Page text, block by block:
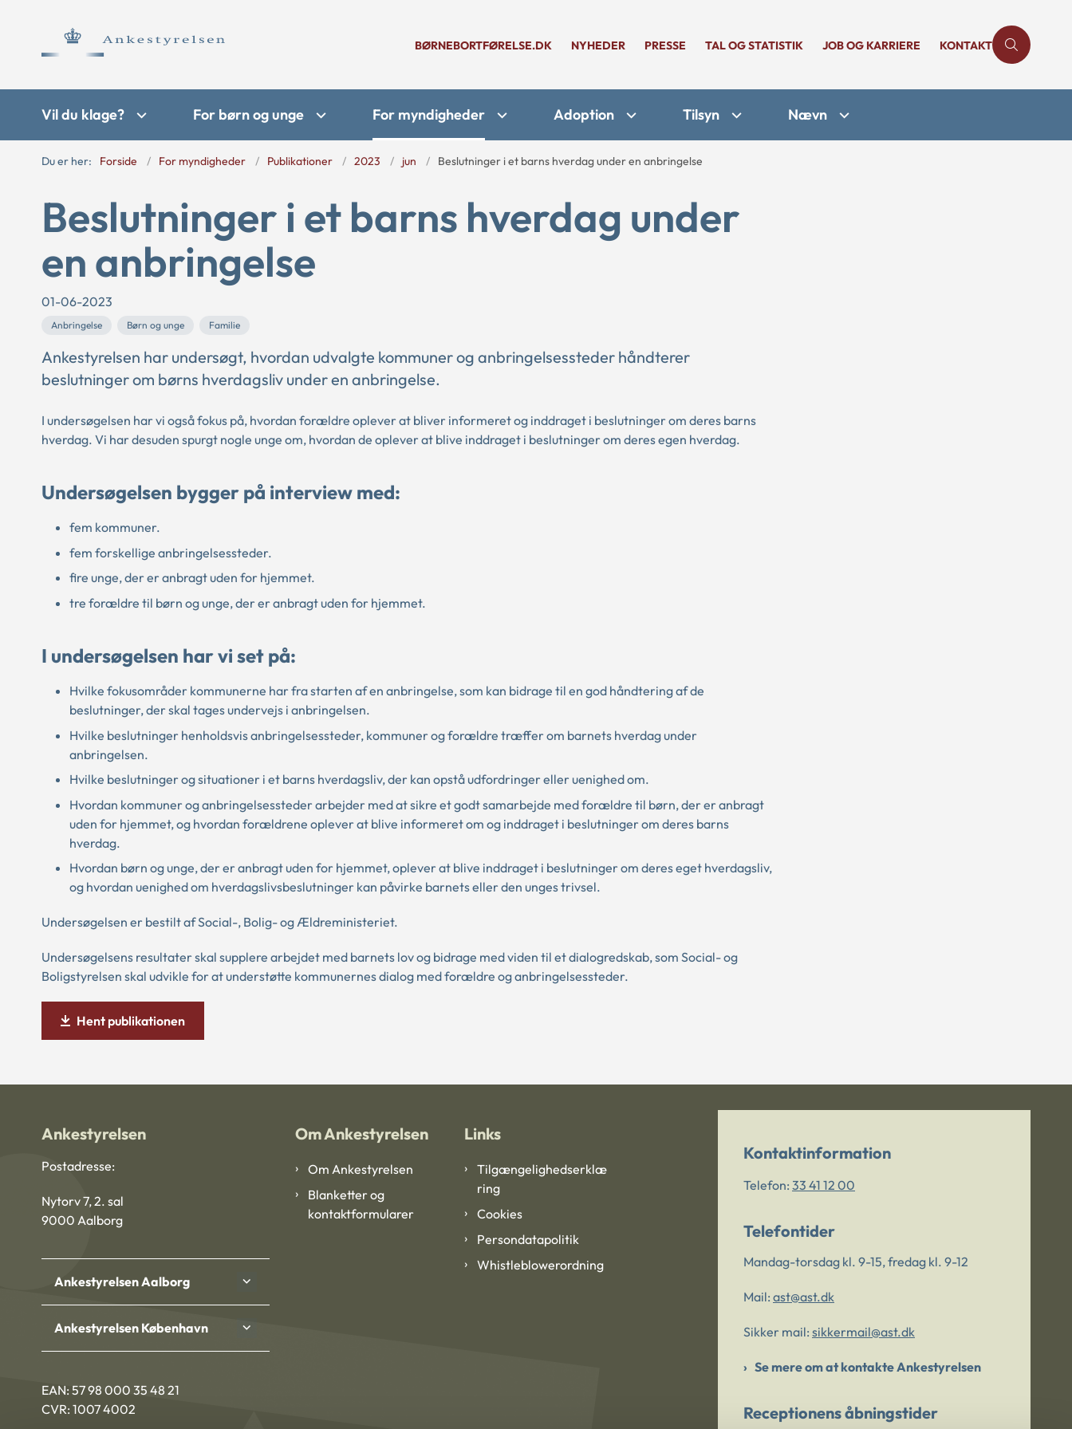
BØRNEBORTFØRELSE.DK NYHEDER PRESSE TAL OG STATISTIK JOB OG KARRIERE KONTAKT
Vil du klage? For børn og unge For myndigheder Adoption Tilsyn Nævn
Du er her: Forside For myndigheder Publikationer 2023 jun Beslutninger i et barns hverdag under en anbringelse
Beslutninger i et barns hverdag under
en anbringelse
01-06-2023
Anbringelse Børn og unge Familie
Ankestyrelsen har undersøgt, hvordan udvalgte kommuner og anbringelsessteder håndterer
beslutninger om børns hverdagsliv under en anbringelse.
I undersøgelsen har vi også fokus på, hvordan forældre oplever at bliver informeret og inddraget i beslutninger om deres barns
hverdag. Vi har desuden spurgt nogle unge om, hvordan de oplever at blive inddraget i beslutninger om deres egen hverdag.
Undersøgelsen bygger på interview med:
fem kommuner.
fem forskellige anbringelsessteder.
fire unge, der er anbragt uden for hjemmet.
tre forældre til børn og unge, der er anbragt uden for hjemmet.
I undersøgelsen har vi set på:
Hvilke fokusområder kommunerne har fra starten af en anbringelse, som kan bidrage til en god håndtering af de
beslutninger, der skal tages undervejs i anbringelsen.
Hvilke beslutninger henholdsvis anbringelsessteder, kommuner og forældre træffer om barnets hverdag under
anbringelsen.
Hvilke beslutninger og situationer i et barns hverdagsliv, der kan opstå udfordringer eller uenighed om.
Hvordan kommuner og anbringelsessteder arbejder med at sikre et godt samarbejde med forældre til børn, der er anbragt
uden for hjemmet, og hvordan forældrene oplever at blive informeret om og inddraget i beslutninger om deres barns
hverdag.
Hvordan børn og unge, der er anbragt uden for hjemmet, oplever at blive inddraget i beslutninger om deres eget hverdagsliv,
og hvordan uenighed om hverdagslivsbeslutninger kan påvirke barnets eller den unges trivsel.
Undersøgelsen er bestilt af Social-, Bolig- og Ældreministeriet.
Undersøgelsens resultater skal supplere arbejdet med barnets lov og bidrage med viden til et dialogredskab, som Social- og
Boligstyrelsen skal udvikle for at understøtte kommunernes dialog med forældre og anbringelsessteder.
Hent publikationen
Ankestyrelsen
Postadresse:
Nytorv 7, 2. sal
9000 Aalborg
Ankestyrelsen Aalborg
Ankestyrelsen København
EAN: 57 98 000 35 48 21
CVR: 1007 4002
Om Ankestyrelsen
Om Ankestyrelsen
Blanketter og
kontaktformularer
Links
Tilgængelighedserklæ
ring
Cookies
Persondatapolitik
Whistleblowerordning
Kontaktinformation
Telefon: 33 41 12 00
Telefontider
Mandag-torsdag kl. 9-15, fredag kl. 9-12
Mail: ast@ast.dk
Sikker mail: sikkermail@ast.dk
Se mere om at kontakte Ankestyrelsen
Receptionens åbningstider